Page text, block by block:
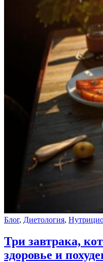
Блог, Диетология,
Три завтрака,
здоровье и